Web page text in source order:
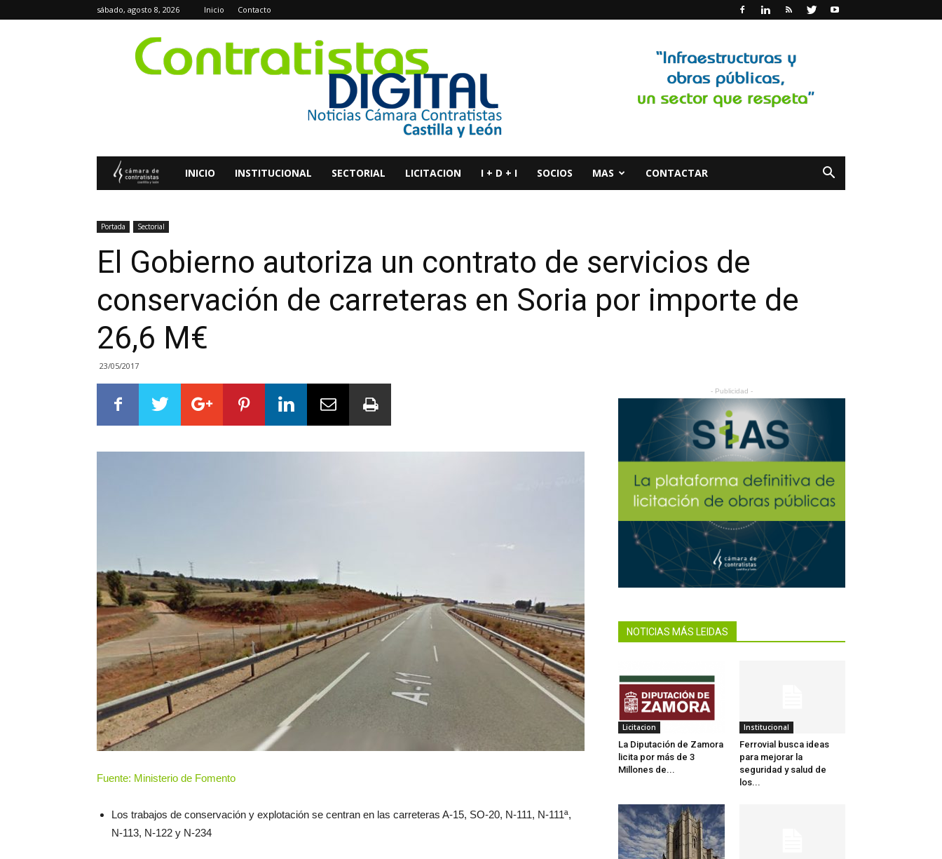
sábado, agosto 8, 2026 Inicio Contacto
Contratistas
INICIO INSTITUCIONAL SECTORIAL LICITACION I + D + I SOCIOS MAS CONTACTAR
Portada Sectorial
El Gobierno autoriza un contrato de servicios de
conservación de carreteras en Soria por importe de
26,6 M€
23/05/2017
Fuente: Ministerio de Fomento
Los trabajos de conservación y explotación se centran en las carreteras A-15, SO-20, N-111, N-111ª,
N-113, N-122 y N-234
- Publicidad -
NOTICIAS MÁS LEIDAS
Licitacion
La Diputación de Zamora
licita por más de 3
Millones de...
Institucional
Ferrovial busca ideas
para mejorar la
seguridad y salud de
los...